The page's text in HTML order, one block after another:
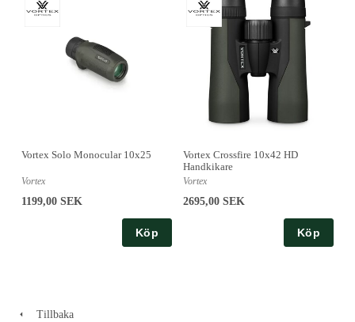
Vortex Solo Monocular 10x25
Vortex
1199,00 SEK
Köp
Vortex Crossfire 10x42 HD
Handkikare
Vortex
2695,00 SEK
Köp
Tillbaka